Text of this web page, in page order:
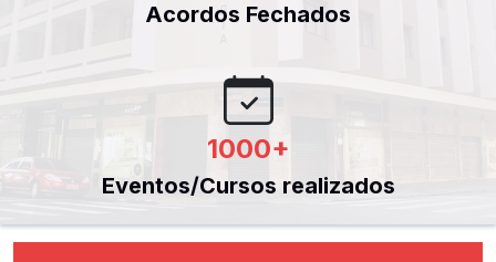
Acordos Fechados
1000+
Eventos/Cursos realizados